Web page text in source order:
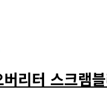
리터 스크램